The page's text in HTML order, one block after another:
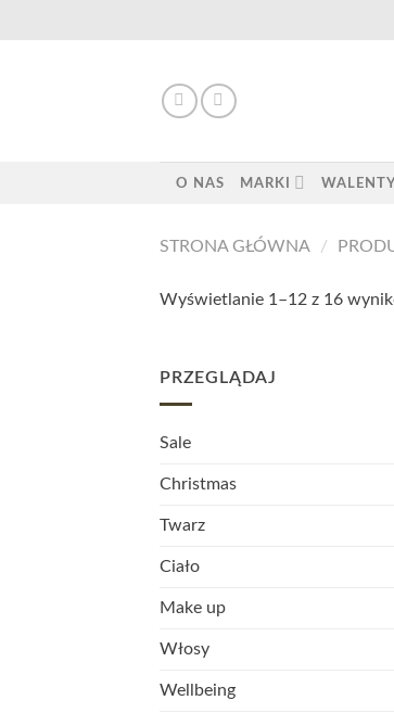
O NAS MARKI
STRONA GŁÓWNA /
Wyświetlanie 1–12 z 16
PRZEGLĄDAJ
Sale
Christmas
Twarz
Ciało
Make up
Włosy
Wellbeing